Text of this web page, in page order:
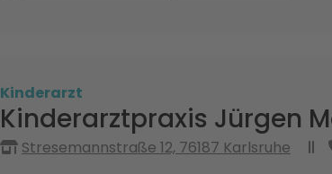
Kinderarzt
Kinderarztpraxis Jürgen
Stresemannstraße 12, 76187 Karlsruhe